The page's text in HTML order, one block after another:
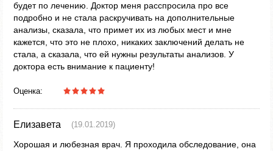
будет по лечению. Доктор меня расспросила про все
подробно и не стала раскручивать на дополнительные
анализы, сказала, что примет их из любых мест и мне
кажется, что это не плохо, никаких заключений делать не
стала, а сказала, что ей нужны результаты анализов. У
доктора есть внимание к пациенту!
Оценка:
Елизавета (19.01.2019)
Хорошая и любезная врач. Я проходила обследование, она